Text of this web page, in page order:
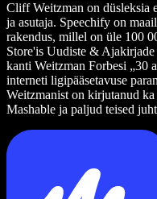
Cliff Weitzman on düsleksia
ja asutaja. Speechify on
rakendus, millel on üle 100
Store'is Uudiste & Ajakirjade
kanti Weitzman Forbesi „30
interneti ligipääsetavuse
Weitzmanist on kirjutanud
Mashable ja paljud teised